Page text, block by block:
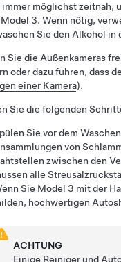
immer möglichst zeitnah,
Model 3. Wenn nötig,
Sie den Alkohol in
Sie die Außenkameras
oder dazu führen, dass
einer Kamera).
Sie die folgenden
Sie vor dem
von
zwischen den
alle
Sie Model 3 mit der
hochwertigen
ACHTUNG
Einige Reiniger und